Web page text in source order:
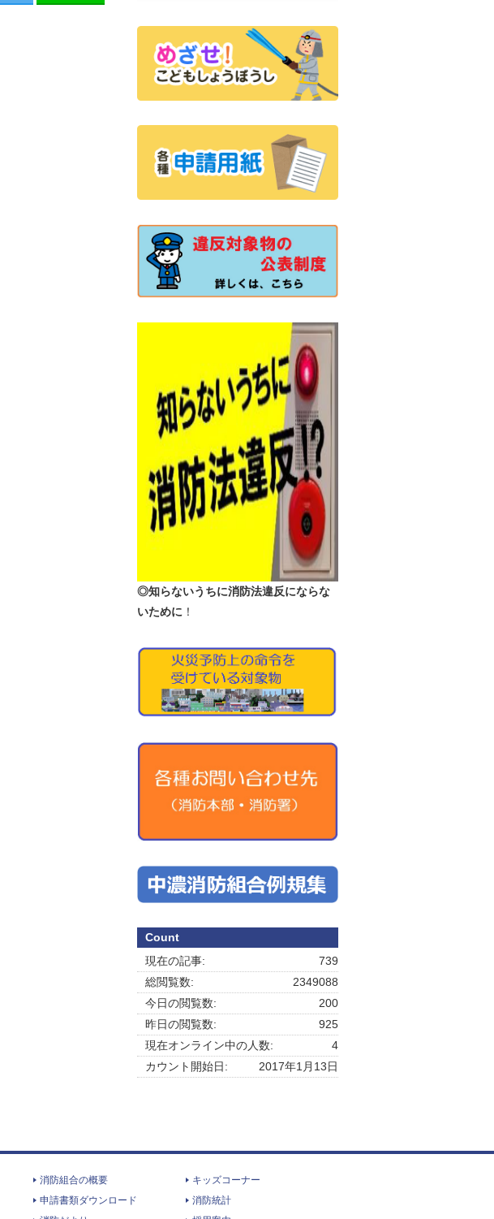
◎知らないうちに消防法違反にならな
いために ！
Count
739
現在の記事:
2349088
総閲覧数:
200
今日の閲覧数:
925
昨日の閲覧数:
4
現在オンライン中の人数:
2017年1月13日
カウント開始日:
消防組合の概要
キッズコーナー
申請書類ダウンロード
消防統計